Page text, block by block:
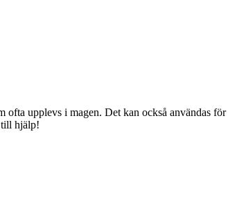
upplevs i magen. Det kan också användas
till hjälp!